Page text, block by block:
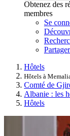
Obtenez des
membres
Se
Hôtels
Hôtels à
Comté de
Albanie : les
Hôtels